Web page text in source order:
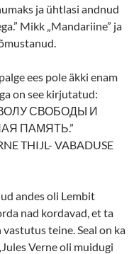
ja ühtlasi andnud
Mikk „Mandariine” ja
ees pole äkki enam
on see kirjutatud:
СВОБОДЫ И
ПАМЯТЬ.”
THIJL- VABADUSE
andes oli Lembit
nad kordavad, et ta
teine. Seal on ka
Verne oli muidugi